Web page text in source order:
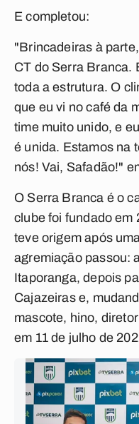
E completou:
"Brincadeiras à
CT do Serra Branca.
toda a estrutura. O
que eu vi no café da
time muito unido, e
é unida. Estamos na
nós! Vai, Safadão!"
O Serra Branca é o
clube foi fundado em
teve origem após
agremiação passou:
Itaporanga, depois
Cajazeiras e,
mascote, hino,
em 11 de julho de